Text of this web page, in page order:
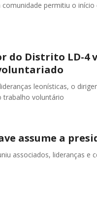
permitiu o
do Distrito LD-4
leonísticas, o
trabalho voluntário
assume a
associados, lideranças